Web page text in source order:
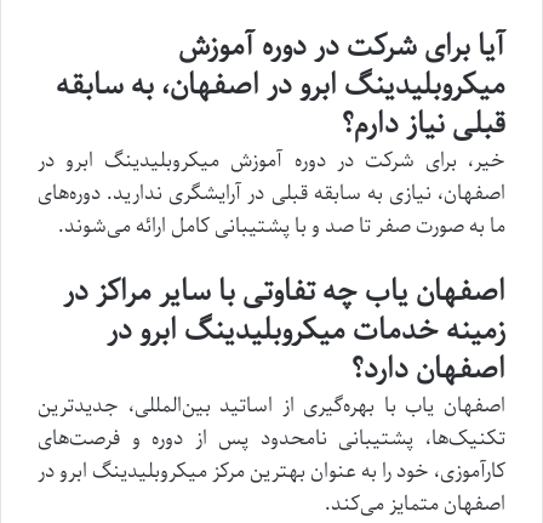
آیا برای شرکت در دوره آموزش
میکروبلیدینگ ابرو در اصفهان، به سابقه
قبلی نیاز دارم؟
خیر، برای شرکت در دوره آموزش میکروبلیدینگ ابرو در
اصفهان، نیازی به سابقه قبلی در آرایشگری ندارید. دوره‌های
ما به صورت صفر تا صد و با پشتیبانی کامل ارائه می‌شوند.
اصفهان یاب چه تفاوتی با سایر مراکز در
زمینه خدمات میکروبلیدینگ ابرو در
اصفهان دارد؟
اصفهان یاب با بهره‌گیری از اساتید بین‌المللی، جدیدترین
تکنیک‌ها، پشتیبانی نامحدود پس از دوره و فرصت‌های
کارآموزی، خود را به عنوان بهترین مرکز میکروبلیدینگ ابرو در
اصفهان متمایز می‌کند.